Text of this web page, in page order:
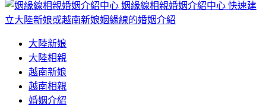
姻緣線相親婚姻介紹中心 快速建
立大陸新娘或越南新娘姻緣線的婚姻介紹
大陸新娘
大陸相親
越南新娘
越南相親
婚姻介紹